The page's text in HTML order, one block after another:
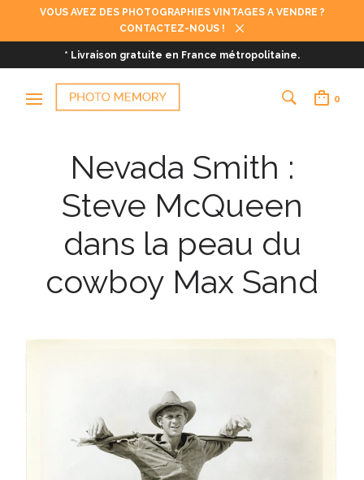
VOUS AVEZ DES PHOTOGRAPHIES VINTAGES A VENDRE ?
CONTACTEZ-NOUS !
* Livraison gratuite en France métropolitaine.
0
Nevada Smith :
Steve McQueen
dans la peau du
cowboy Max Sand